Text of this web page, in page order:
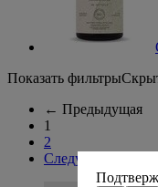
Показать фильтры
← Предыдущая
1
2
Следующая